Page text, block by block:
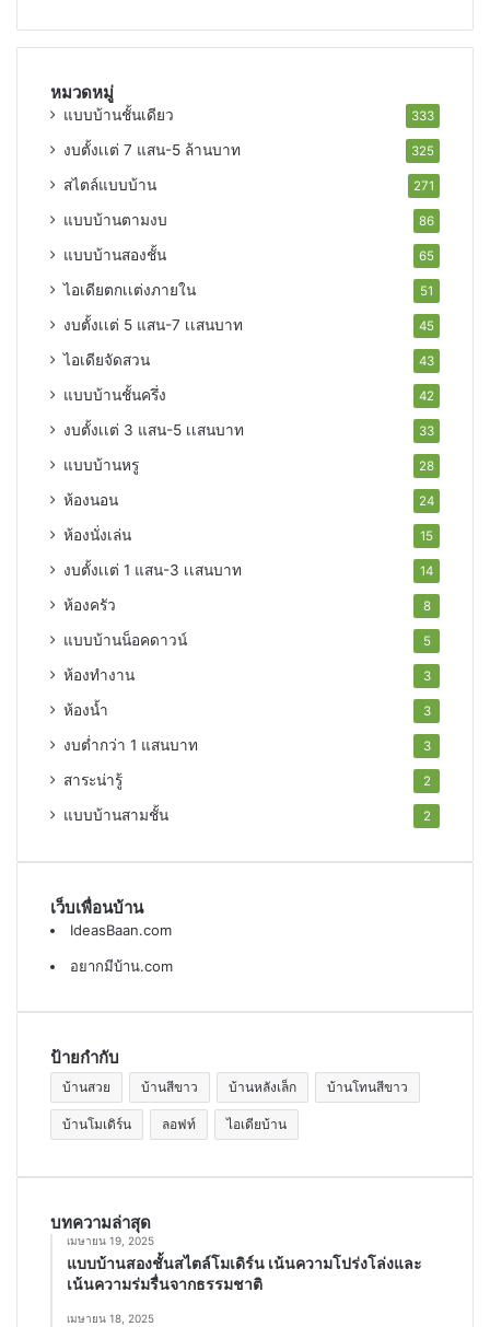
หมวดหมู่
แบบบ้านชั้นเดียว 333
งบตั้งเเต่ 7 แสน-5 ล้านบาท 325
สไตล์แบบบ้าน 271
แบบบ้านตามงบ 86
แบบบ้านสองชั้น 65
ไอเดียตกเเต่งภายใน 51
งบตั้งเเต่ 5 แสน-7 เเสนบาท 45
ไอเดียจัดสวน 43
แบบบ้านชั้นครึ่ง 42
งบตั้งเเต่ 3 แสน-5 เเสนบาท 33
แบบบ้านหรู 28
ห้องนอน 24
ห้องนั่งเล่น 15
งบตั้งเเต่ 1 แสน-3 เเสนบาท 14
ห้องครัว 8
แบบบ้านน็อคดาวน์ 5
ห้องทำงาน 3
ห้องน้ำ 3
งบต่ำกว่า 1 แสนบาท 3
สาระน่ารู้ 2
แบบบ้านสามชั้น 2
เว็บเพื่อนบ้าน
IdeasBaan.com
อยากมีบ้าน.com
ป้ายกำกับ
บ้านสวย บ้านสีขาว บ้านหลังเล็ก บ้านโทนสีขาว
บ้านโมเดิร์น ลอฟท์ ไอเดียบ้าน
บทความล่าสุด
เมษายน 19, 2025
แบบบ้านสองชั้นสไตล์โมเดิร์น เน้นความโปร่งโล่งและ
เน้นความร่มรื่นจากธรรมชาติ
เมษายน 18, 2025